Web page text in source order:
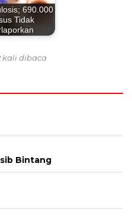
690.000
Tidak
kali dibaca
Bintang